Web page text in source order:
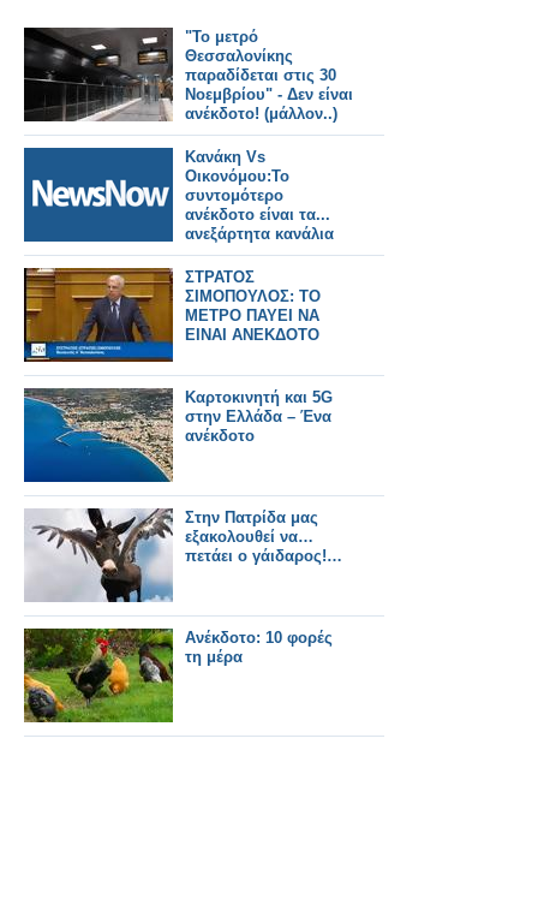
"Το μετρό
Θεσσαλονίκης
παραδίδεται στις 30
Νοεμβρίου" - Δεν είναι
ανέκδοτο! (μάλλον..)
Κανάκη Vs
Οικονόμου:Το
συντομότερο
ανέκδοτο είναι τα...
ανεξάρτητα κανάλια
ΣΤΡΑΤΟΣ
ΣΙΜΟΠΟΥΛΟΣ: ΤΟ
ΜΕΤΡΟ ΠΑΥΕΙ ΝΑ
ΕΙΝΑΙ ΑΝΕΚΔΟΤΟ
Καρτοκινητή και 5G
στην Ελλάδα – Ένα
ανέκδοτο
Στην Πατρίδα μας
εξακολουθεί να…
πετάει ο γάιδαρος!…
Ανέκδοτο: 10 φορές
τη μέρα